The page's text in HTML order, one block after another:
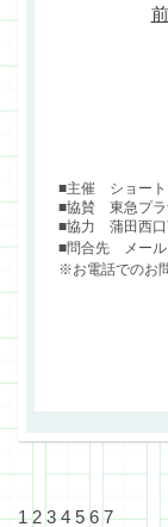
■主催 ショート
■協賛 東急プラ
■協力 蒲田西口
■問合先 メール
※お電話でのお
1 2 3 4 5 6 7